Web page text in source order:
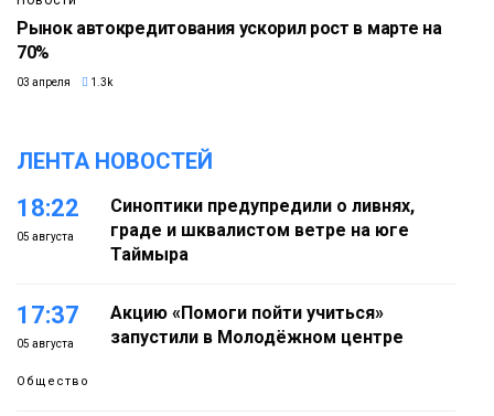
Рынок автокредитования ускорил рост в марте на
70%
03 апреля 1.3k
ЛЕНТА НОВОСТЕЙ
18:22
05 августа
Синоптики предупредили о ливнях,
граде и шквалистом ветре на юге
Таймыра
17:37
05 августа
Общество
Акцию «Помоги пойти учиться»
запустили в Молодёжном центре